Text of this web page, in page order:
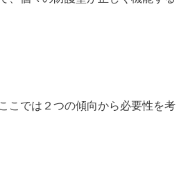
こでは２つの傾向から必要性を考